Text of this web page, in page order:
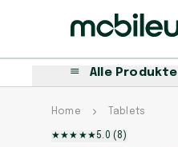
Alle Produkte
Home Tablets
★★★ ★★5.0 ( 8 )